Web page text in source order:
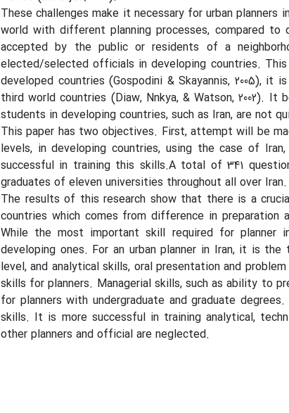
These challenges make it necessary for urban
world with different planning processes, compared to
accepted by the public or residents of a
elected/selected officials in developing countries.
developed countries (Gospodini & Skayannis, 2005),
third world countries (Diaw, Nnkya, & Watson, 2002).
students in developing countries, such as Iran, are not
This paper has two objectives. First, attempt will be
levels, in developing countries, using the case of
successful in training this skills.A total of 341
graduates of eleven universities throughout all over Iran.
The results of this research show that there is a
countries which comes from difference in preparation
While the most important skill required for
developing ones. For an urban planner in Iran, it is
level, and analytical skills, oral presentation and
skills for planners. Managerial skills, such as ability to
for planners with undergraduate and graduate
skills. It is more successful in training analytical,
other planners and official are neglected.